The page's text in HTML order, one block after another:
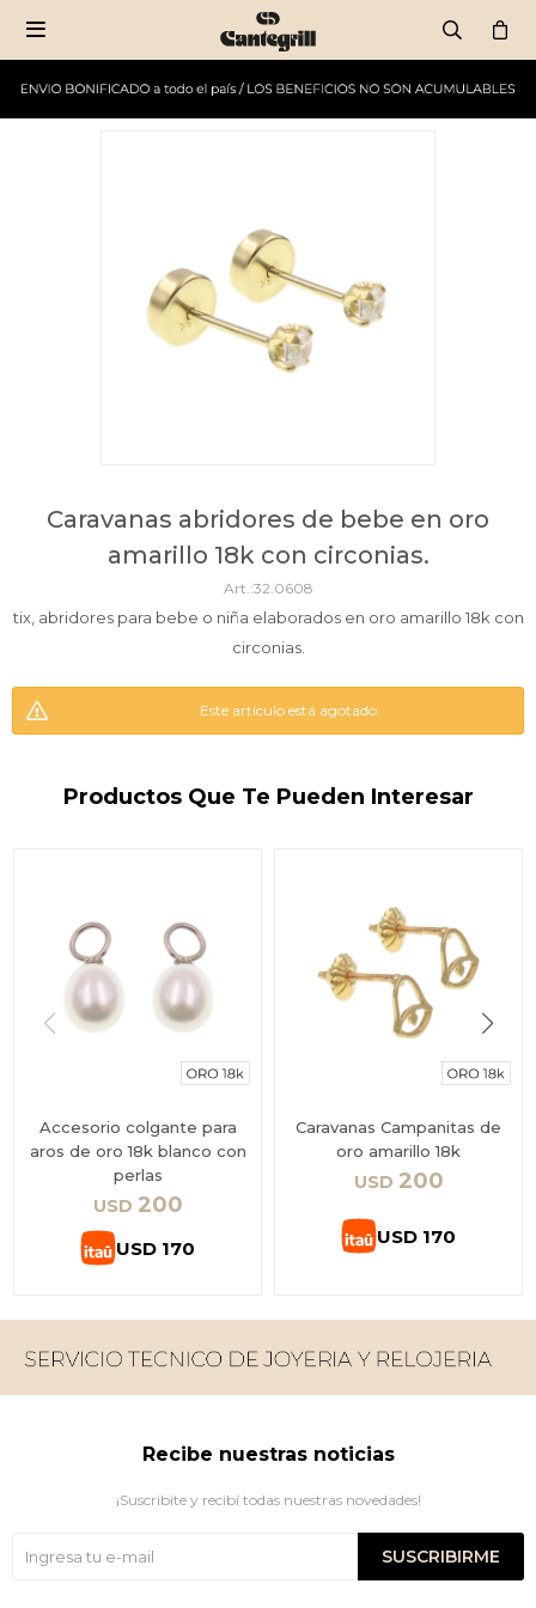

Caravanas abridores de bebe en oro
amarillo 18k con circonias.
32.0608
tix, abridores para bebe o niña elaborados en oro amarillo 18k con
circonias.
Este artículo está agotado.
Productos Que Te Pueden Interesar
Accesorio colgante para
aros de oro 18k blanco con
perlas
USD 200
USD 170
Caravanas Campanitas de
oro amarillo 18k
USD 200
USD 170
Recibe nuestras noticias
¡Suscribite y recibí todas nuestras novedades!
SUSCRIBIRME